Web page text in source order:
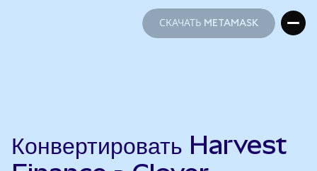
СКАЧАТЬ METAMASK
Конвертировать Harvest